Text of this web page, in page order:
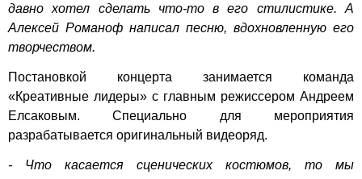
давно хотел сделать что-то в его стилистике. А
Алексей Романоф написал песню, вдохновленную его
творчеством.
Постановкой концерта занимается команда
«Креативные лидеры» с главным режиссером Андреем
Елсаковым. Специально для мероприятия
разрабатывается оригинальный видеоряд.
- Что касается сценических костюмов, то мы